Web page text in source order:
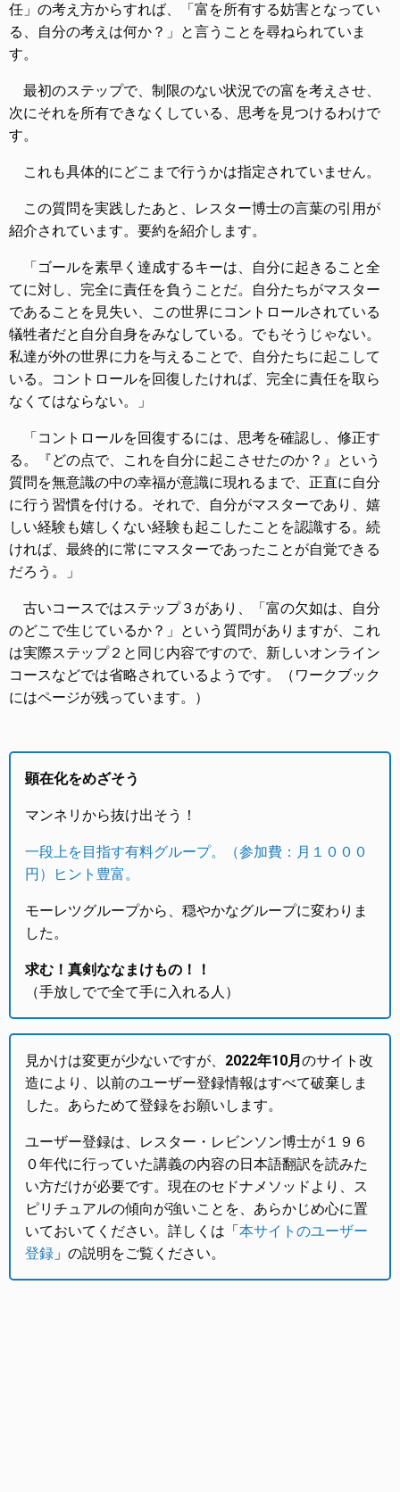
任」の考え方からすれば、「富を所有する妨害となってい
る、自分の考えは何か？」と言うことを尋ねられていま
す。
最初のステップで、制限のない状況での富を考えさせ、
次にそれを所有できなくしている、思考を見つけるわけで
す。
これも具体的にどこまで行うかは指定されていません。
この質問を実践したあと、レスター博士の言葉の引用が
紹介されています。要約を紹介します。
「ゴールを素早く達成するキーは、自分に起きること全
てに対し、完全に責任を負うことだ。自分たちがマスター
であることを見失い、この世界にコントロールされている
犠牲者だと自分自身をみなしている。でもそうじゃない。
私達が外の世界に力を与えることで、自分たちに起こして
いる。コントロールを回復したければ、完全に責任を取ら
なくてはならない。」
「コントロールを回復するには、思考を確認し、修正す
る。『どの点で、これを自分に起こさせたのか？』という
質問を無意識の中の幸福が意識に現れるまで、正直に自分
に行う習慣を付ける。それで、自分がマスターであり、嬉
しい経験も嬉しくない経験も起こしたことを認識する。続
ければ、最終的に常にマスターであったことが自覚できる
だろう。」
古いコースではステップ３があり、「富の欠如は、自分
のどこで生じているか？」という質問がありますが、これ
は実際ステップ２と同じ内容ですので、新しいオンライン
コースなどでは省略されているようです。（ワークブック
にはページが残っています。）
顕在化をめざそう
マンネリから抜け出そう！
一段上を目指す有料グループ。（参加費：月１０００
円）ヒント豊富。
モーレツグループから、穏やかなグループに変わりま
した。
求む！真剣ななまけもの！！
（手放しでで全て手に入れる人）
見かけは変更が少ないですが、 2022年10月 のサイト改
造により、以前のユーザー登録情報はすべて破棄しま
した。あらためて登録をお願いします。
ユーザー登録は、レスター・レビンソン博士が１９６
０年代に行っていた講義の内容の日本語翻訳を読みた
い方だけが必要です。現在のセドナメソッドより、ス
ピリチュアルの傾向が強いことを、あらかじめ心に置
いておいてください。詳しくは「本サイトのユーザー
登録 」の説明をご覧ください。